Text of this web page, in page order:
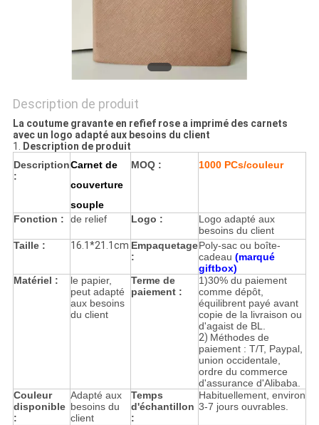
Description de produit
La coutume gravante en refief rose a imprimé des carnets
avec un logo adapté aux besoins du client
1. Description de produit
Description
:
Carnet de
couverture
souple
MOQ : 1000 PCs/couleur
Fonction : de relief Logo :
Logo adapté aux
besoins du client
Taille :
16.1*21.1cm Empaquetage
:
Poly-sac ou boîte-
cadeau (marqué
giftbox)
Matériel :
le papier,
peut adapté
aux besoins
du client
Terme de
paiement :
1)30% du paiement
comme dépôt,
équilibrent payé avant
copie de la livraison ou
d'agaist de BL.
2) Méthodes de
paiement : T/T, Paypal,
union occidentale,
ordre du commerce
d'assurance d'Alibaba.
Couleur
disponible
:
Adapté aux
besoins du
client
Temps
d'échantillon
:
Habituellement, environ
3-7 jours ouvrables.